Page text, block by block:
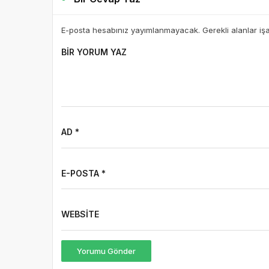
E-posta hesabınız yayımlanmayacak. Gerekli alanlar
BIR YORUM YAZ
AD *
E-POSTA *
WEBSITE
Yorumu Gönder